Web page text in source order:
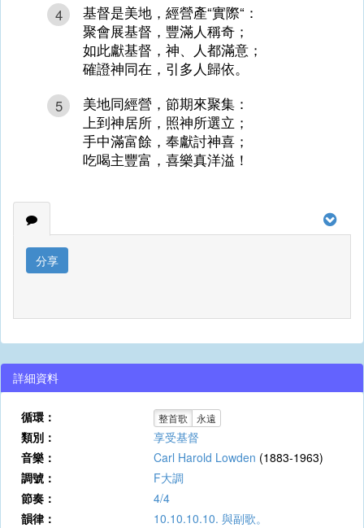
4
基督是美地，經營產“實際“：
聚會展基督，豐滿人稱奇；
如此獻基督，神、人都滿意；
確證神同在，引多人歸依。
5
美地同經營，節期來聚集：
上到神居所，照神所選立；
手中滿富餘，奉獻討神喜；
吃喝主豐富，喜樂真洋溢！
分享
詳細資料
循環： 整首歌 永遠
類別：
享受基督
音樂：
Carl Harold Lowden (1883-1963)
調號：
F大調
節奏：
4/4
韻律：
10.10.10.10. 與副歌。